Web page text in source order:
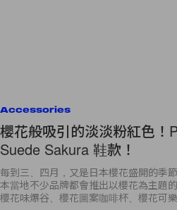
Accessories
櫻花般吸引的淡淡粉紅色！
Suede Sakura 鞋款！
每到三、四月，又是日本櫻花盛開的季
本當地不少品牌都會推出以櫻花為主題
櫻花味爆谷、櫻花圖案咖啡杯、櫻花可